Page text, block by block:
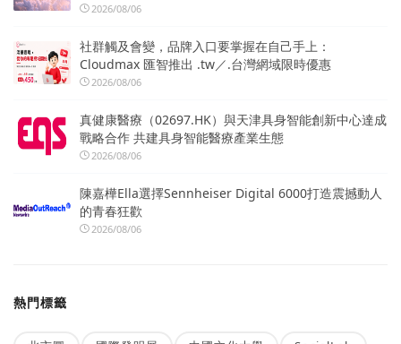
2026/08/06
社群觸及會變，品牌入口要掌握在自己手上：
Cloudmax 匯智推出 .tw／.台灣網域限時優惠
2026/08/06
真健康醫療（02697.HK）與天津具身智能創新中心達成
戰略合作 共建具身智能醫療產業生態
2026/08/06
陳嘉樺Ella選擇Sennheiser Digital 6000打造震撼動人
的青春狂歡
2026/08/06
熱門標籤